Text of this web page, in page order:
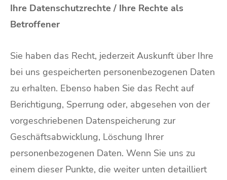
Ihre Datenschutzrechte / Ihre Rechte als
Betroffener
Sie haben das Recht, jederzeit Auskunft über Ihre
bei uns gespeicherten personenbezogenen Daten
zu erhalten. Ebenso haben Sie das Recht auf
Berichtigung, Sperrung oder, abgesehen von der
vorgeschriebenen Datenspeicherung zur
Geschäftsabwicklung, Löschung Ihrer
personenbezogenen Daten. Wenn Sie uns zu
einem dieser Punkte, die weiter unten detailliert